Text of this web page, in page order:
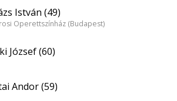
István (49)
Operettszínház (Budapest)
József (60)
Andor (59)